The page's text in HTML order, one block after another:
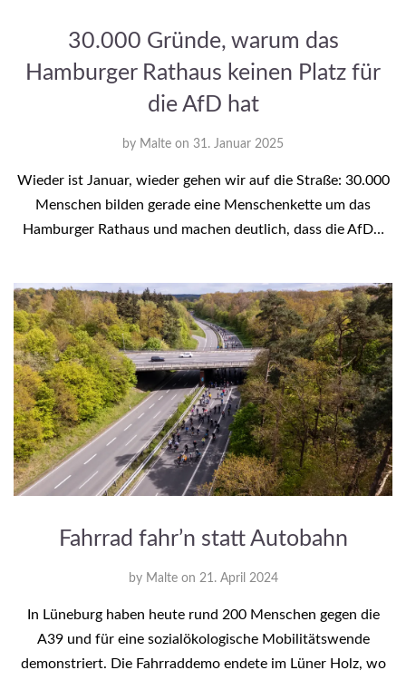
30.000 Gründe, warum das
Hamburger Rathaus keinen Platz für
die AfD hat
by Malte on 31. Januar 2025
Wieder ist Januar, wieder gehen wir auf die Straße: 30.000
Menschen bilden gerade eine Menschenkette um das
Hamburger Rathaus und machen deutlich, dass die AfD…
Fahrrad fahr’n statt Autobahn
by Malte on 21. April 2024
In Lüneburg haben heute rund 200 Menschen gegen die
A39 und für eine sozialökologische Mobilitätswende
demonstriert. Die Fahrraddemo endete im Lüner Holz, wo